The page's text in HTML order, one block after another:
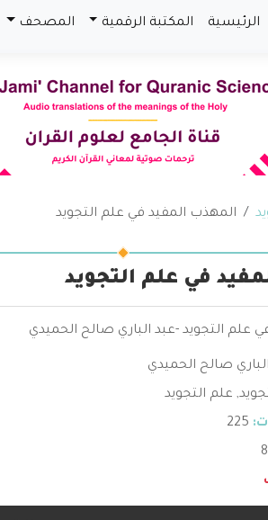
الرئيسية المكتبة الرقمية المصحف
المهذب المفيد في علم التجويد
في علم التجويد
علم التجويد -عبد الباري صالح الحميدي
صالح الحميدي
, علم التجويد
225